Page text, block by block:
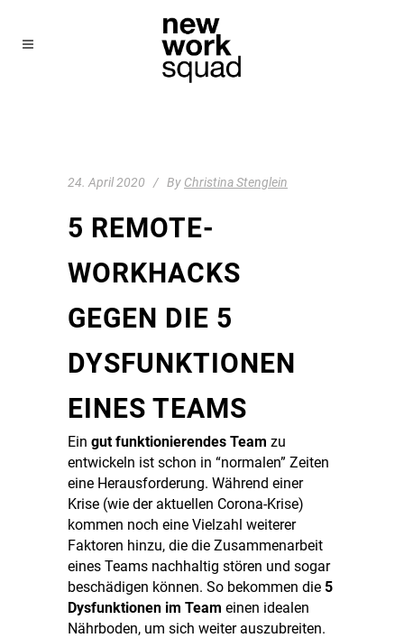
24. April 2020 By Christina Stenglein
5 REMOTE-
WORKHACKS
GEGEN DIE 5
DYSFUNKTIONEN
EINES TEAMS
Ein gut funktionierendes Team zu
entwickeln ist schon in “normalen” Zeiten
eine Herausforderung. Während einer
Krise (wie der aktuellen Corona-Krise)
kommen noch eine Vielzahl weiterer
Faktoren hinzu, die die Zusammenarbeit
eines Teams nachhaltig stören und sogar
beschädigen können. So bekommen die 5
Dysfunktionen im Team einen idealen
Nährboden, um sich weiter auszubreiten.